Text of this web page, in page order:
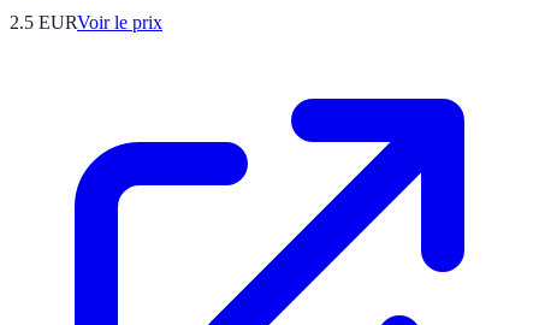
2.5 EURVoir le prix